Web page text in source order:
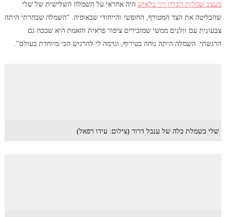
מעצב שמלות הכלה ויוי בלאישהיה אחראי על השמלה השלישית של שלי
שהבליטה את הצד המטורף, החופשי והייחודי שבאופיה. "השמלה שבחרתי היתה
צבעונית עם וולנים ממשי שמזכירים ציפור פראית והאמת היא שככה גם
הרגשתי. השמלה היתה נוחה בטירוף, וגרמה לי להרגיש הכי מיוחדת בעולם".
שלי בשמלת כלה של ענבל דרור (צילום: עידו רפאל)